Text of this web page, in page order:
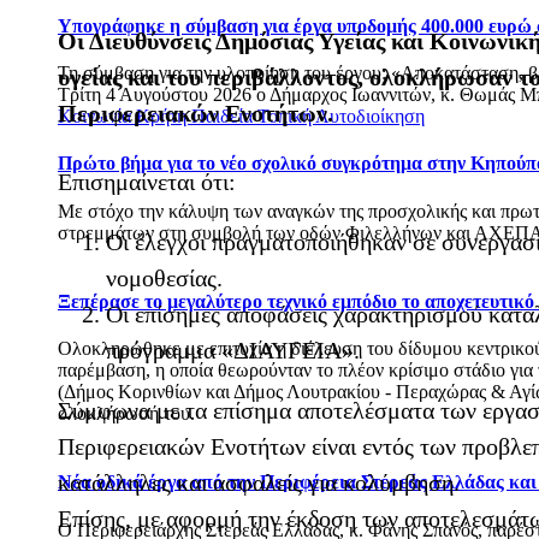
Υπογράφηκε η σύμβαση για έργα υποδομής 400.000
Τη σύμβαση για την υλοποίηση του έργου:
Τρίτη 4 Αυγούστου 2026 ο Δήμαρχος Ιωαννιτών, κ. Θωμάς
ΚοινωνίαΚρήτηΠαιδείαΤοπική Αυτοδιοίκηση
Πρώτο βήμα για το νέο σχολικό συγκρότημα στην
Με στόχο την κάλυψη των αναγκών της προσχολικής και
στρεμμάτων στη συμβολή των οδών Φιλελλήνων και
Ξεπέρασε το μεγαλύτερο τεχνικό εμπόδιο το
Ολοκληρώθηκε με επιτυχία η διέλευση του δίδυμου
παρέμβαση, η οποία θεωρούνταν το πλέον κρίσιμο στάδιο
(Δήμος Κορινθίων και Δήμος Λουτρακίου - Περαχώρας &
ολοκλήρωσή του.
Νέα οδικά έργα από την Περιφέρεια Στερεάς Ελλάδας
Ο Περιφερειάρχης Στερεάς Ελλάδας, κ. Φάνης Σπανός,
Οι Διευθύνσεις Δημόσιας Υγείας και
υγείας και του περιβάλλοντος, ολοκλήρωσαν
Περιφερειακών Ενοτήτων.
Επισημαίνεται ότι:
Οι έλεγχοι πραγματοποιήθηκαν σε
νομοθεσίας.
Οι επίσημες αποφάσεις χαρακτηρισμού
πρόγραμμα «ΔΙΑΥΓΕΙΑ».
Σύμφωνα με τα επίσημα αποτελέσματα των
Περιφερειακών Ενοτήτων είναι εντός των
κατάλληλες και ασφαλείς για κολύμβηση.
Επίσης, με αφορμή την έκδοση των